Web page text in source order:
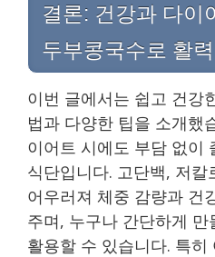
결론: 건강과 다이
두부콩국수로 활
이번 글에서는 쉽고 건강
법과 다양한 팁을 소개했
이어트 시에도 부담 없이
식단입니다. 고단백, 저
어우러져 체중 감량과 건
주며, 누구나 간단하게
활용할 수 있습니다. 특